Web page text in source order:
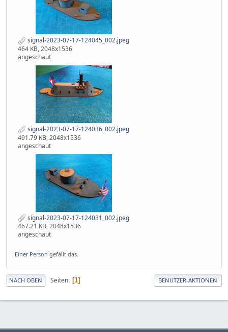
signal-2023-07-17-124045_002.jpeg
464 KB, 2048x1536
angeschaut
signal-2023-07-17-124036_002.jpeg
491.79 KB, 2048x1536
angeschaut
signal-2023-07-17-124031_002.jpeg
467.21 KB, 2048x1536
angeschaut
Einer Person gefällt das.
NACH OBEN Seiten 1 BENUTZER-AKTIONEN